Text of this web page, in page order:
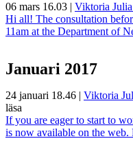
06 mars 16.03 | Viktoria
Hi all! The consultation
11am at the Department of
Januari 2017
24 januari 18.46 | Viktoria
läsa
If you are eager to start to
is now available on the web.